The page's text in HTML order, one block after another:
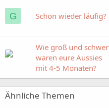
G Schon wieder läufig?
Wie groß und schwer
waren eure Aussies
mit 4-5 Monaten?
Ähnliche Themen